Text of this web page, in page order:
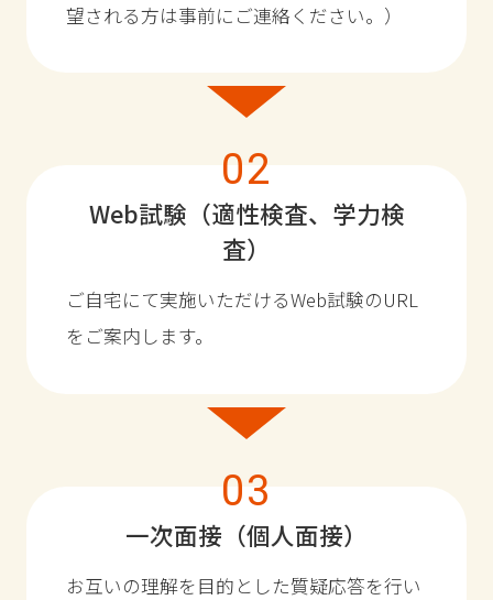
望される方は事前にご連絡ください。）
02
Web試験（適性検査、学力検
査）
ご自宅にて実施いただけるWeb試験のURL
をご案内します。
03
一次面接（個人面接）
お互いの理解を目的とした質疑応答を行い